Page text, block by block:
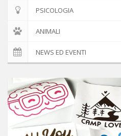
PSICOLOGIA
ANIMALI
NEWS ED EVENTI